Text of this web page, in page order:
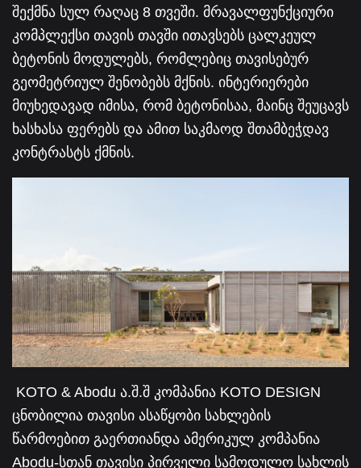
შექმნა სულ რაღაც 8 თვეში. მრავალფუნქციური
კომპლექსი თავის თავში ითავსებს ცალკეულ
ბეტონის მოდულებს, რომლებიც თავისებურ
გეომეტრიულ შენობებს მქნის. ინტერიერები
მიუხედავად იმისა, რომ ბეტონისაა, მაინც შეუცავს
ხასხასა ფერებს და ამით საკმაოდ შთამბეჭდავ
კონტრასტს ქმნის.
KOTO & Abodu ა.შ.შ კომპანია KOTO DESIGN
ცნობილია თავისი ასაწყობი სახლების
წარმოებით გაერთიანდა ამერიკულ კომპანია
Abodu-სთან თავისი პირველი სამოდულო სახლის